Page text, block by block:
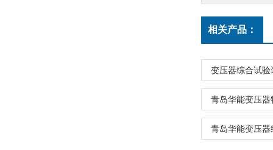
相关产品：
变压器综合试
青岛华能变压
青岛华能变压